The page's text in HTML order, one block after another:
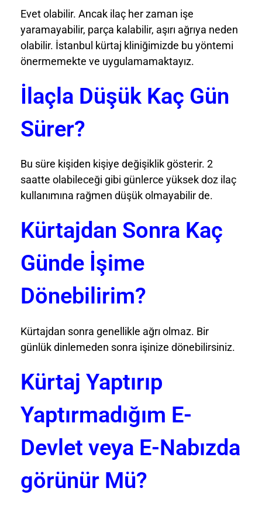
Evet olabilir. Ancak ilaç her zaman işe
yaramayabilir, parça kalabilir, aşırı ağrıya neden
olabilir. İstanbul kürtaj kliniğimizde bu yöntemi
önermemekte ve uygulamamaktayız.
İlaçla Düşük Kaç Gün
Sürer?
Bu süre kişiden kişiye değişiklik gösterir. 2
saatte olabileceği gibi günlerce yüksek doz ilaç
kullanımına rağmen düşük olmayabilir de.
Kürtajdan Sonra Kaç
Günde İşime
Dönebilirim?
Kürtajdan sonra genellikle ağrı olmaz. Bir
günlük dinlemeden sonra işinize dönebilirsiniz.
Kürtaj Yaptırıp
Yaptırmadığım E-
Devlet veya E-Nabızda
görünür Mü?